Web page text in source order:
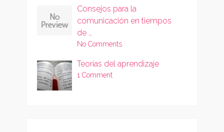
Consejos para la
comunicación en tiempos
de …
No Comments
Teorías del aprendizaje
1 Comment